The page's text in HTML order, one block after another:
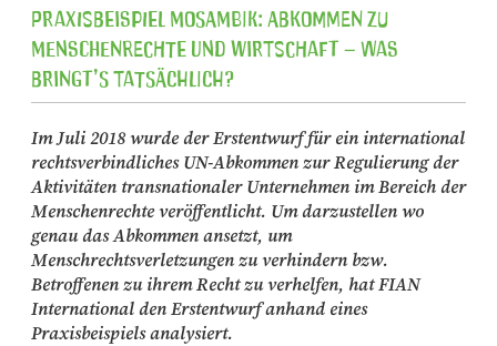
Praxisbeispiel Mosambik: Abkommen zu
Menschenrechte und Wirtschaft – was
bringt’s tatsächlich?
Im Juli 2018 wurde der Erstentwurf für ein international
rechtsverbindliches UN-Abkommen zur Regulierung der
Aktivitäten transnationaler Unternehmen im Bereich der
Menschenrechte veröffentlicht. Um darzustellen wo
genau das Abkommen ansetzt, um
Menschrechtsverletzungen zu verhindern bzw.
Betroffenen zu ihrem Recht zu verhelfen, hat FIAN
International den Erstentwurf anhand eines
Praxisbeispiels analysiert.